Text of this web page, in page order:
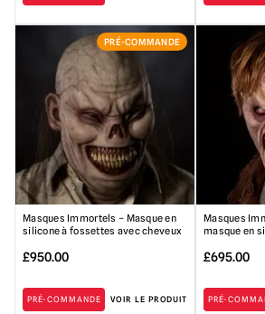
PRÉ-COMMANDE
Masques Immortels – Masque en
silicone à fossettes avec cheveux
£950.00
PRÉ-COMMANDE VOIR LE PRODUIT
Masques
masque en
£695.00
PRÉ-